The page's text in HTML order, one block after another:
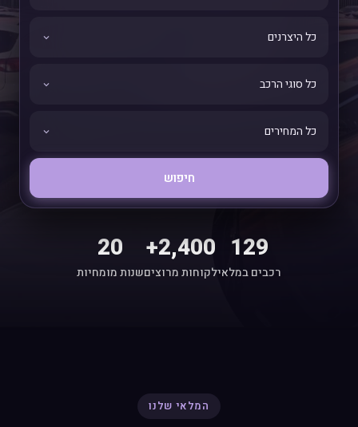
חיפוש
129
רכבים במלאי
2,400+
לקוחות מרוצים
20
שנות מומחיות
המלאי שלנו